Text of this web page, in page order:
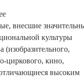
внесшие
культуры
(изобразительного,
циркового, кино,
высоким